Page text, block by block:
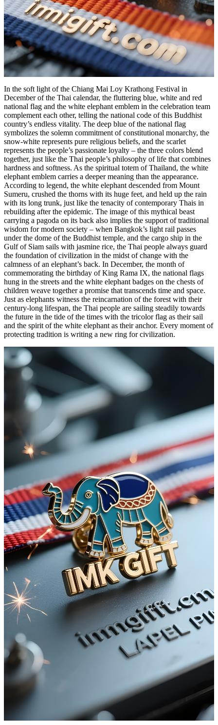
In the soft light of the Chiang Mai Loy Krathong Festival in
December of the Thai calendar, the fluttering blue, white and red
national flag and the white elephant emblem in the celebration team
complement each other, telling the national code of this Buddhist
country’s endless vitality. The deep blue of the national flag
symbolizes the solemn commitment of constitutional monarchy, the
snow-white represents pure religious beliefs, and the scarlet
represents the people’s passionate loyalty – the three colors blend
together, just like the Thai people’s philosophy of life that combines
hardness and softness. As the spiritual totem of Thailand, the white
elephant emblem carries a deeper meaning than the appearance.
According to legend, the white elephant descended from Mount
Sumeru, crushed the thorns with its huge feet, and held up the rain
with its long trunk, just like the tenacity of contemporary Thais in
rebuilding after the epidemic. The image of this mythical beast
carrying a pagoda on its back also implies the support of traditional
wisdom for modern society – when Bangkok’s light rail passes
under the dome of the Buddhist temple, and the cargo ship in the
Gulf of Siam sails with jasmine rice, the Thai people always guard
the foundation of civilization in the midst of change with the
calmness of an elephant’s back. In December, the month of
commemorating the birthday of King Rama IX, the national flags
hung in the streets and the white elephant badges on the chests of
children weave together a promise that transcends time and space.
Just as elephants witness the reincarnation of the forest with their
century-long lifespan, the Thai people are sailing steadily towards
the future in the tide of the times with the tricolor flag as their sail
and the spirit of the white elephant as their anchor. Every moment of
protecting tradition is writing a new ring for civilization.